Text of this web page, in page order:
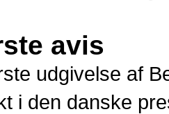
avis
udgivelse af
i den danske